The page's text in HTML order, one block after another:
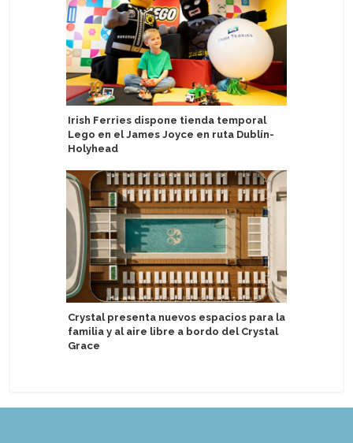
Irish Ferries dispone tienda temporal
Lego en el James Joyce en ruta Dublín-
Holyhead
Crystal presenta nuevos espacios para la
familia y al aire libre a bordo del Crystal
Grace